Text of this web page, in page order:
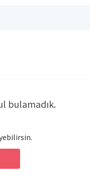
bulamadık.